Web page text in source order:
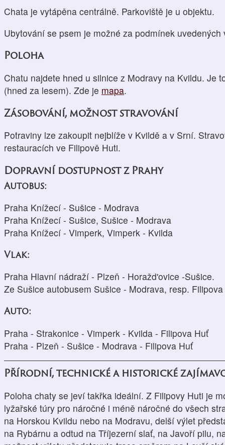
Chata je vytápěna centrálně. Parkoviště je u objektu.
Ubytování se psem je možné za podmínek
Poloha
Chatu najdete hned u silnice z Modravy na Kvildu. Je
(hned za lesem). Zde je mapa.
Zásobování, možnost stravování
Potraviny lze zakoupit nejblíže v Kvildě a v Srní.
restauracích ve Filipově Huti.
Dopravní dostupnost z Prahy
Autobus:
Praha Knížecí - Sušice - Modrava
Praha Knížecí - Sušice, Sušice - Modrava
Praha Knížecí - Vimperk, Vimperk - Kvilda
Vlak:
Praha Hlavní nádraží - Plzeň - Horažd'ovice -Sušice.
Ze Sušice autobusem Sušice - Modrava, resp.
Auto:
Praha - Strakonice - Vimperk - Kvilda - Filipova Huť
Praha - Plzeň - Sušice - Modrava - Filipova Huť
Přírodní, technické a historické
Poloha chaty se jeví takřka ideální. Z Filipovy Huti je
lyžařské túry pro náročné i méně náročné do všech
na Horskou Kvildu nebo na Modravu, delší výlet
na Rybárnu a odtud na Tříjezerní slať, na Javoří pilu,